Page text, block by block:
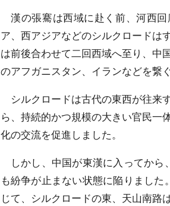
漢の張騫は西域に赴く前、河西
ア、西アジアなどのシルクロードは
は前後合わせて二回西域へ至り、中
のアフガニスタン、イランなどを繋
シルクロードは古代の東西が往来
ら、持続的かつ規模の大きい官民一
化の交流を促進しました。
しかし、中国が東漢に入ってから
も紛争が止まない状態に陥りまし
じて、シルクロードの東、天山南路